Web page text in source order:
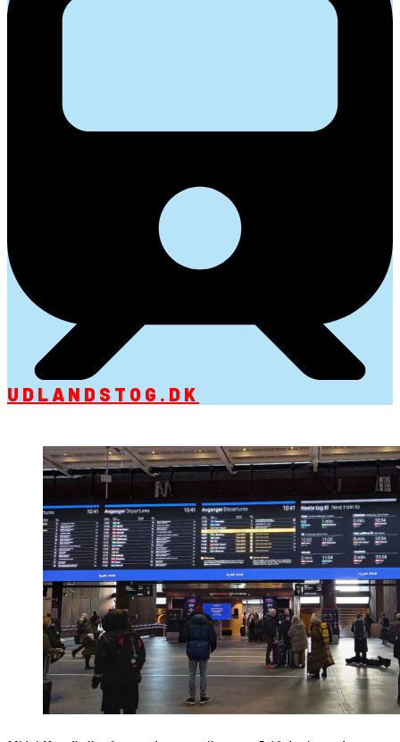
UDLANDSTOG.DK